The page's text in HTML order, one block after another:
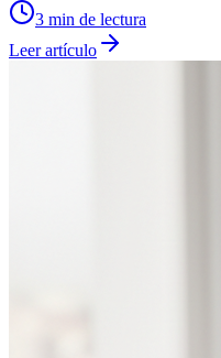
3 min de lectura
Leer artículo